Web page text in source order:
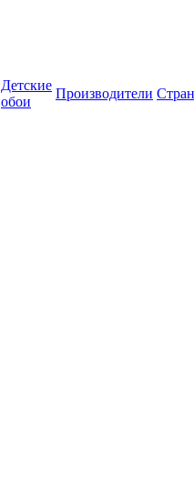
Детские
обои
Производители